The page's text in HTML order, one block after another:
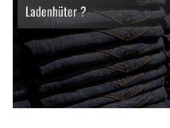
Ladenhüter ?